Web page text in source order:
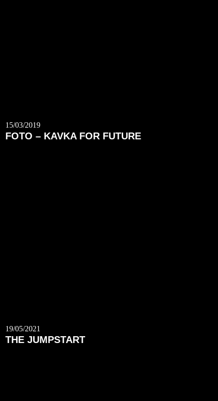
15/03/2019
FOTO – KAVKA FOR FUTURE
19/05/2021
THE JUMPSTART